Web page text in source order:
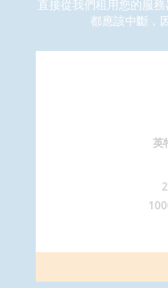
直接從我們租用您的服
都應該中斷，
英